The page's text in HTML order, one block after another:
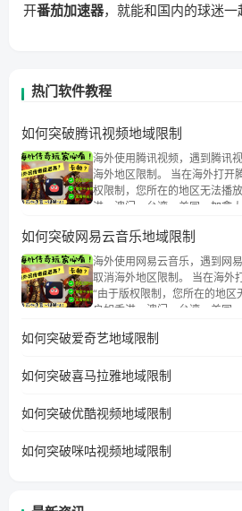
开番茄加速器，就能和国内的球迷一
热门软件教程
如何突破腾讯视频地域限制
海外使用腾讯视频，遇到腾讯
海外地区限制。 当在海外打开腾讯视频，却突然弹出“由于版
权限制，您所在的地区无法播放”的提示
港、澳门、台湾、美国、加拿
权限制问题，且仅能在中国大陆地区播放。
朋友们，使用番茄回国加速器
讯视频地区版权限制」的问题
湾、美国、加拿大、澳大利亚
学、定居等，都可以使用，不
如何突破网易云音乐地域限制
海外使用网易云音乐，遇到网
取消海外地区限制。 当在海外打开网易云音乐，却突然弹出
“由于版权限制，您所在的地区无法
户如香港、澳门、台湾、美国
地区及版权限制问题，且仅能在中
户收听网易云音乐地区版权限
工作、留学、定居等，都可以
所困扰。
如何突破爱奇艺地域限制
如何突破喜马拉雅地域限制
如何突破优酷视频地域限制
如何突破咪咕视频地域限制